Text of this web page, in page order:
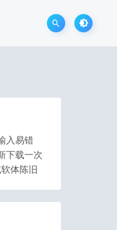
入易错
下载一次
体陈旧